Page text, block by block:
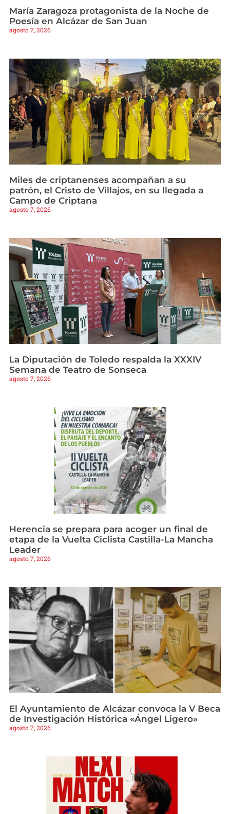
María Zaragoza protagonista de la Noche de
Poesía en Alcázar de San Juan
agosto 7, 2026
Miles de criptanenses acompañan a su
patrón, el Cristo de Villajos, en su llegada a
Campo de Criptana
agosto 7, 2026
La Diputación de Toledo respalda la XXXIV
Semana de Teatro de Sonseca
agosto 7, 2026
Herencia se prepara para acoger un final de
etapa de la Vuelta Ciclista Castilla-La Mancha
Leader
agosto 7, 2026
El Ayuntamiento de Alcázar convoca la V Beca
de Investigación Histórica «Ángel Ligero»
agosto 7, 2026